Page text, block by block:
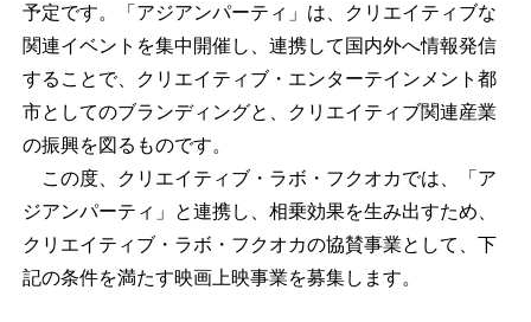
予定です。「アジアンパーティ」は、クリエイティブな
関連イベントを集中開催し、連携して国内外へ情報発信
することで、クリエイティブ・エンターテインメント都
市としてのブランディングと、クリエイティブ関連産業
の振興を図るものです。
この度、クリエイティブ・ラボ・フクオカでは、「ア
ジアンパーティ」と連携し、相乗効果を生み出すため、
クリエイティブ・ラボ・フクオカの協賛事業として、下
記の条件を満たす映画上映事業を募集します。